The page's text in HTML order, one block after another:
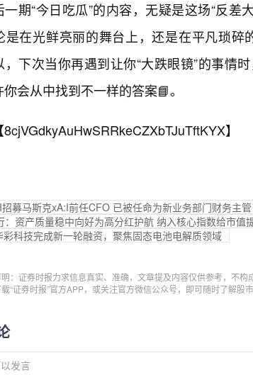
一期“今日吃瓜”的内容，无疑是这场“反差
是在光鲜亮丽的舞台上，还是在平凡琐碎
，下次当你再遇到让你“大跌眼镜”的事情
会从中找到不一样的答案📘。
8cjVGdkyAuHwSRRkeCZXbTJuTftKYX】
募马斯克xA:I前任CFO 已被任命为新业务部门财务主管
：资产质量稳中向好为高分红护航 纳入核心指数给市值
彩科技完成新一轮融资，聚焦固态电池电解质领域
明：证券时报力求信息真实、准确，文章提及内容仅供参考，不
“证券时报”官方APP，或关注官方微信公众号，即可随时了解股
发言